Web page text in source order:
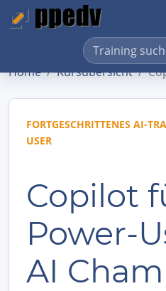
Home Kursübersicht
FORTGESCHRITTENES AI-
USER
Copilot
Power-
AI